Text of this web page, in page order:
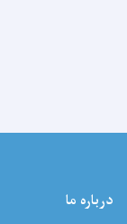
درباره ما